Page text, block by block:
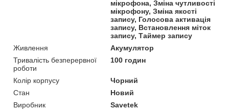
мікрофона, Зміна чутливості
мікрофону, Зміна якості
запису, Голосова активація
запису, Встановлення міток
запису, Таймер запису
Живлення
Акумулятор
Тривалість безперервної
роботи
100 годин
Колір корпусу
Чорний
Стан
Новий
Виробник
Savetek